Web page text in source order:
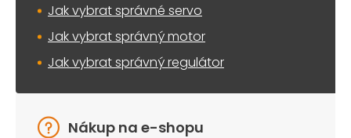
Jak vybrat správné servo
Jak vybrat správný motor
Jak vybrat správný regulátor
Nákup na e-shopu